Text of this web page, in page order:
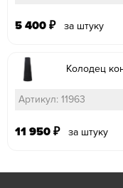
5 400 ₽ за штуку
Колодец
Артикул: 11963
11 950 ₽ за штуку